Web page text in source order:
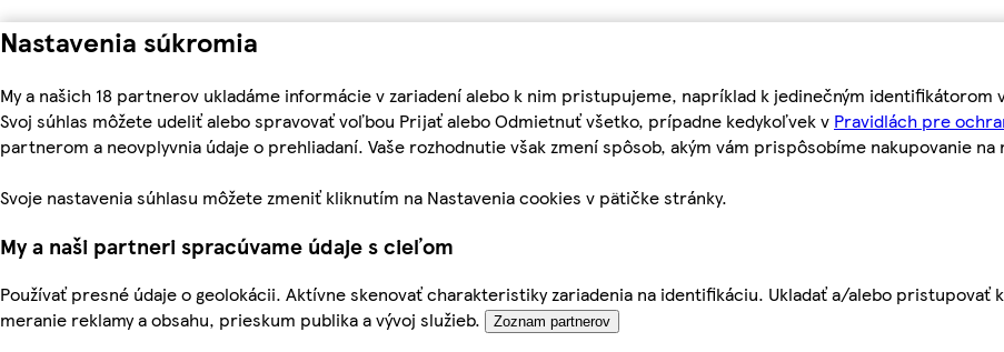
Nastavenia súkromia
My a našich 18 partnerov ukladáme informácie v zariadení alebo k nim pristupujeme, napríklad k jedinečným
Svoj súhlas môžete udeliť alebo spravovať voľbou Prijať alebo Odmietnuť všetko, prípadne kedykoľvek v Pravidlách pre
partnerom a neovplyvnia údaje o prehliadaní. Vaše rozhodnutie však zmení spôsob, akým vám prispôsobíme nakupovanie na
Svoje nastavenia súhlasu môžete zmeniť kliknutím na Nastavenia cookies v pätičke stránky.
My a naši partneri spracúvame údaje s cieľom
Používať presné údaje o geolokácii. Aktívne skenovať charakteristiky zariadenia na identifikáciu. Ukladať a/alebo pristupovať
meranie reklamy a obsahu, prieskum publika a vývoj služieb.
Zoznam partnerov